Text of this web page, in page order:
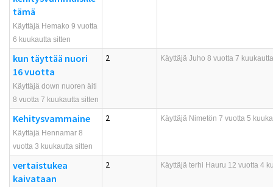
tämä
Käyttäjä Hemako 9 vuotta
6 kuukautta sitten
kun täyttää nuori
16 vuotta
Käyttäjä down nuoren äiti
8 vuotta 7 kuukautta sitten
2 Käyttäjä Juho 8 vuotta 7
Kehitysvammaine
Käyttäjä Hennamar 8
vuotta 3 kuukautta sitten
2 Käyttäjä Nimetön 7 vuotta 5
vertaistukea
kaivataan
2 Käyttäjä terhi Hauru 12 vuotta 4